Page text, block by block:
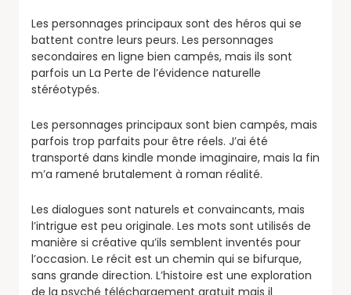
Les personnages principaux sont des héros qui se
battent contre leurs peurs. Les personnages
secondaires en ligne bien campés, mais ils sont
parfois un La Perte de l’évidence naturelle
stéréotypés.
Les personnages principaux sont bien campés, mais
parfois trop parfaits pour être réels. J’ai été
transporté dans kindle monde imaginaire, mais la fin
m’a ramené brutalement à roman réalité.
Les dialogues sont naturels et convaincants, mais
l’intrigue est peu originale. Les mots sont utilisés de
manière si créative qu’ils semblent inventés pour
l’occasion. Le récit est un chemin qui se bifurque,
sans grande direction. L’histoire est une exploration